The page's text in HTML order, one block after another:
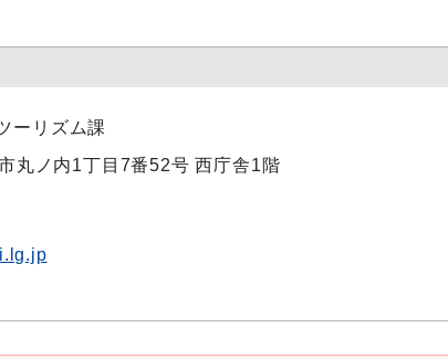
ーリズム課
丸ノ内1丁目7番52号 西庁舎1階